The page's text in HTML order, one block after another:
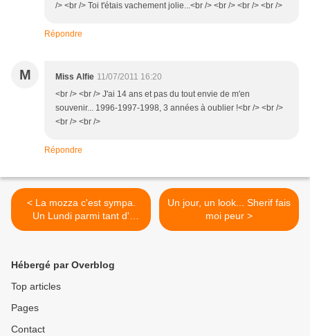
/> <br /> Toi t'étais vachement jolie...<br /> <br /> <br /> <br />
Répondre
M Miss Alfie 11/07/2011 16:20
<br /> <br /> J'ai 14 ans et pas du tout envie de m'en
souvenir... 1996-1997-1998, 3 années à oublier !<br /> <br />
<br /> <br />
Répondre
< La mozza c'est sympa.
Un Lundi parmi tant d'
autres #36
Un jour, un look... Sherif fais
moi peur >
Hébergé par Overblog
Top articles
Pages
Contact